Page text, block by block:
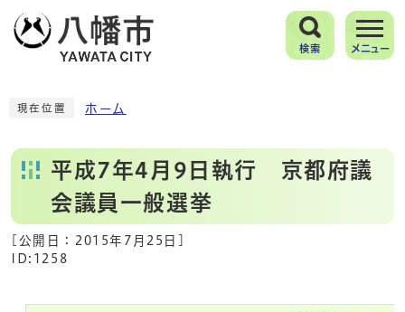
検索 メニュー
現在位置 ホーム
平成7年4月9日執行 京都府議
会議員一般選挙
[公開日： 2015年7月25日
ID:1258